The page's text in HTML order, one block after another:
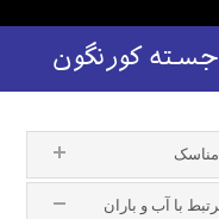
کورنگون
با آب و باران